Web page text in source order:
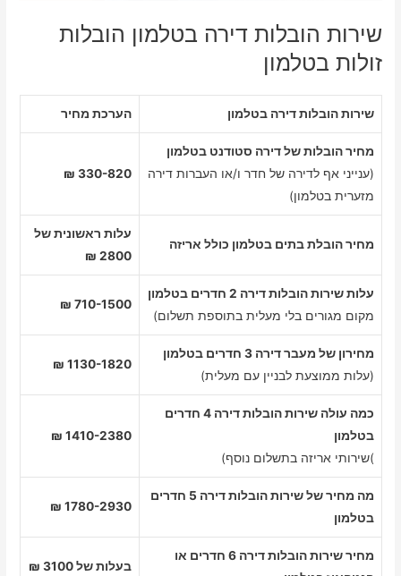
שירות הובלות דירה בטלמון הובלות
זולות בטלמון
שירות הובלות דירה בטלמון הערכת מחיר
מחיר הובלות של דירה סטודנט בטלמון
(ענייני אף לדירה של חדר ו/או העברות דירה
מזערית בטלמון)
330-820 ₪
מחיר הובלת בתים בטלמון כולל אריזה
עלות ראשונית של
2800 ₪
עלות שירות הובלות דירה 2 חדרים בטלמון
מקום מגורים בלי מעלית בתוספת תשלום)
710-1500 ₪
מחירון של מעבר דירה 3 חדרים בטלמון
(עלות ממוצעת לבניין עם מעלית)
1130-1820 ₪
כמה עולה שירות הובלות דירה 4 חדרים
בטלמון
)שירותי אריזה בתשלום נוסף)
1410-2380 ₪
מה מחיר של שירות הובלות דירה 5 חדרים
בטלמון
1780-2930 ₪
מחיר שירות הובלות דירה 6 חדרים או
בעלות של 3100 ₪